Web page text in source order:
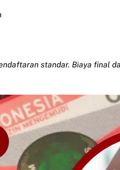
standar. Biaya final